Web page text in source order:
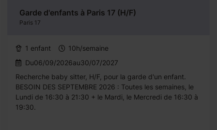
Garde d'enfants à Paris 17 (H/F)
Paris 17
1 enfant
10h/semaine
Du06/09/2026au30/07/2027
Recherche baby sitter, H/F, pour la garde d'un enfant.
BESOIN DES SEPTEMBRE 2026 : Toutes les semaines, le
Lundi de 16:30 à 21:30 + le Mardi, le Mercredi de 16:30 à
19:30.